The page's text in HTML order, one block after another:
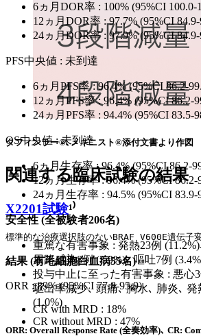
6ヵ月DOR率 : 100% (95%CI 100.0-
12ヵ月DOR率 : 97.7% (95%CI
24ヵ月DOR率 : 97.9% (95%CI
PFS中央値 : 未到達
6ヵ月PFS率 : 96.4% (95%CI 86.2-
12ヵ月PFS率 : 96.4% (95%CI 86.2-
24ヵ月PFS率 : 94.4% (95%CI 83.5-
OS中央値 : 未到達
6ヵ月生存率 : 96.4% (95%CI 86.2-
12ヵ月生存率 : 96.4% (95%CI 86.2-
24ヵ月生存率 : 94.5% (95%CI 83.9-
安全性 (全被験者206名)
重篤な有害事象 : 発熱23例
尿路感染8例 (3.9%)､ 嘔吐7例
投与中止に至った有害事象 : 悪心3
駆出率減少､ 頭痛､ 胸水､ 肺炎､ 発
(1.0%)
ORR: Overall Response Rate (全奏効率)､ CR:
タフィンラー®､メキニスト®添付文書より作図
関連する臨床試験の結果
X2201試験¹⁾
標準的な治療選択肢のないBRAF V600E遺伝
結果 (有毛細胞白血病55名)
ORR : 89% (95%CI 77.8-95.9)
CR with MRD : 18%
CR without MRD : 47%